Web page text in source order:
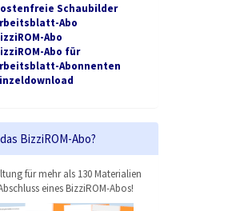
Schaubilder
Abo
Abo
Abo für
Abonnenten
BizziROM-Abo?
für mehr als 130 Materialien
eines BizziROM-Abos!